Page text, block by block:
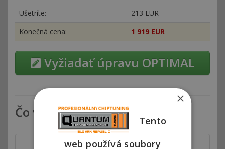
Ušetríte:
213 EUR
Konečná cena:
1 919 EUR
Vyžiadať úpravu OPTIMAL
Čo všetko zahŕňa chiptuning
×
Tento
web používá soubory